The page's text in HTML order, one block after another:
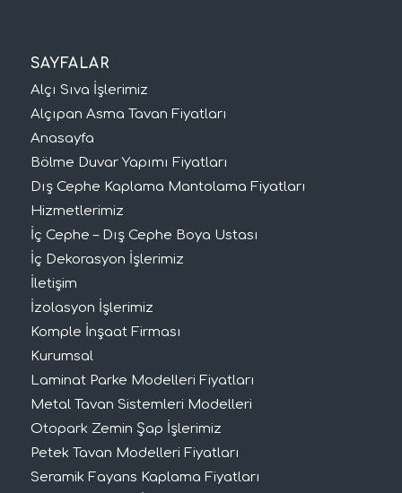
SAYFALAR
Alçı Sıva İşlerimiz
Alçıpan Asma Tavan Fiyatları
Anasayfa
Bölme Duvar Yapımı Fiyatları
Dış Cephe Kaplama Mantolama Fiyatları
Hizmetlerimiz
İç Cephe – Dış Cephe Boya Ustası
İç Dekorasyon İşlerimiz
İletişim
İzolasyon İşlerimiz
Komple İnşaat Firması
Kurumsal
Laminat Parke Modelleri Fiyatları
Metal Tavan Sistemleri Modelleri
Otopark Zemin Şap İşlerimiz
Petek Tavan Modelleri Fiyatları
Seramik Fayans Kaplama Fiyatları